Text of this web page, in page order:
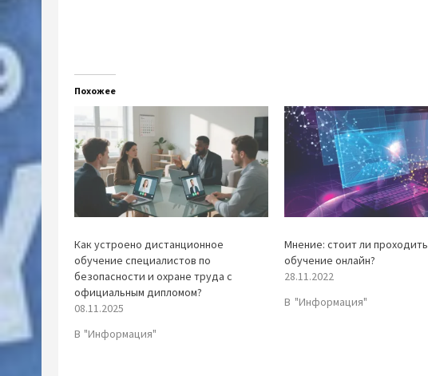
Похожее
Как устроено дистанционное
обучение специалистов по
безопасности и охране труда с
официальным дипломом?
08.11.2025
В "Информация"
Мнение: стоит ли проходить
обучение онлайн?
28.11.2022
В "Информация"